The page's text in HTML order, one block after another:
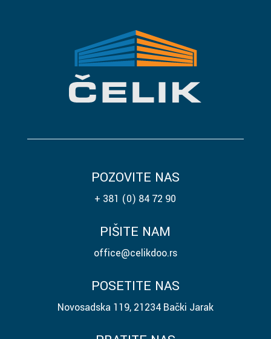
POZOVITE NAS
+ 381 (0) 84 72 90
PIŠITE NAM
office@celikdoo.rs
POSETITE NAS
Novosadska 119, 21234 Bački Jarak